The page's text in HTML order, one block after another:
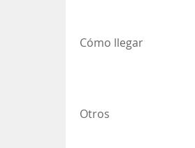
Cómo llegar
Otros